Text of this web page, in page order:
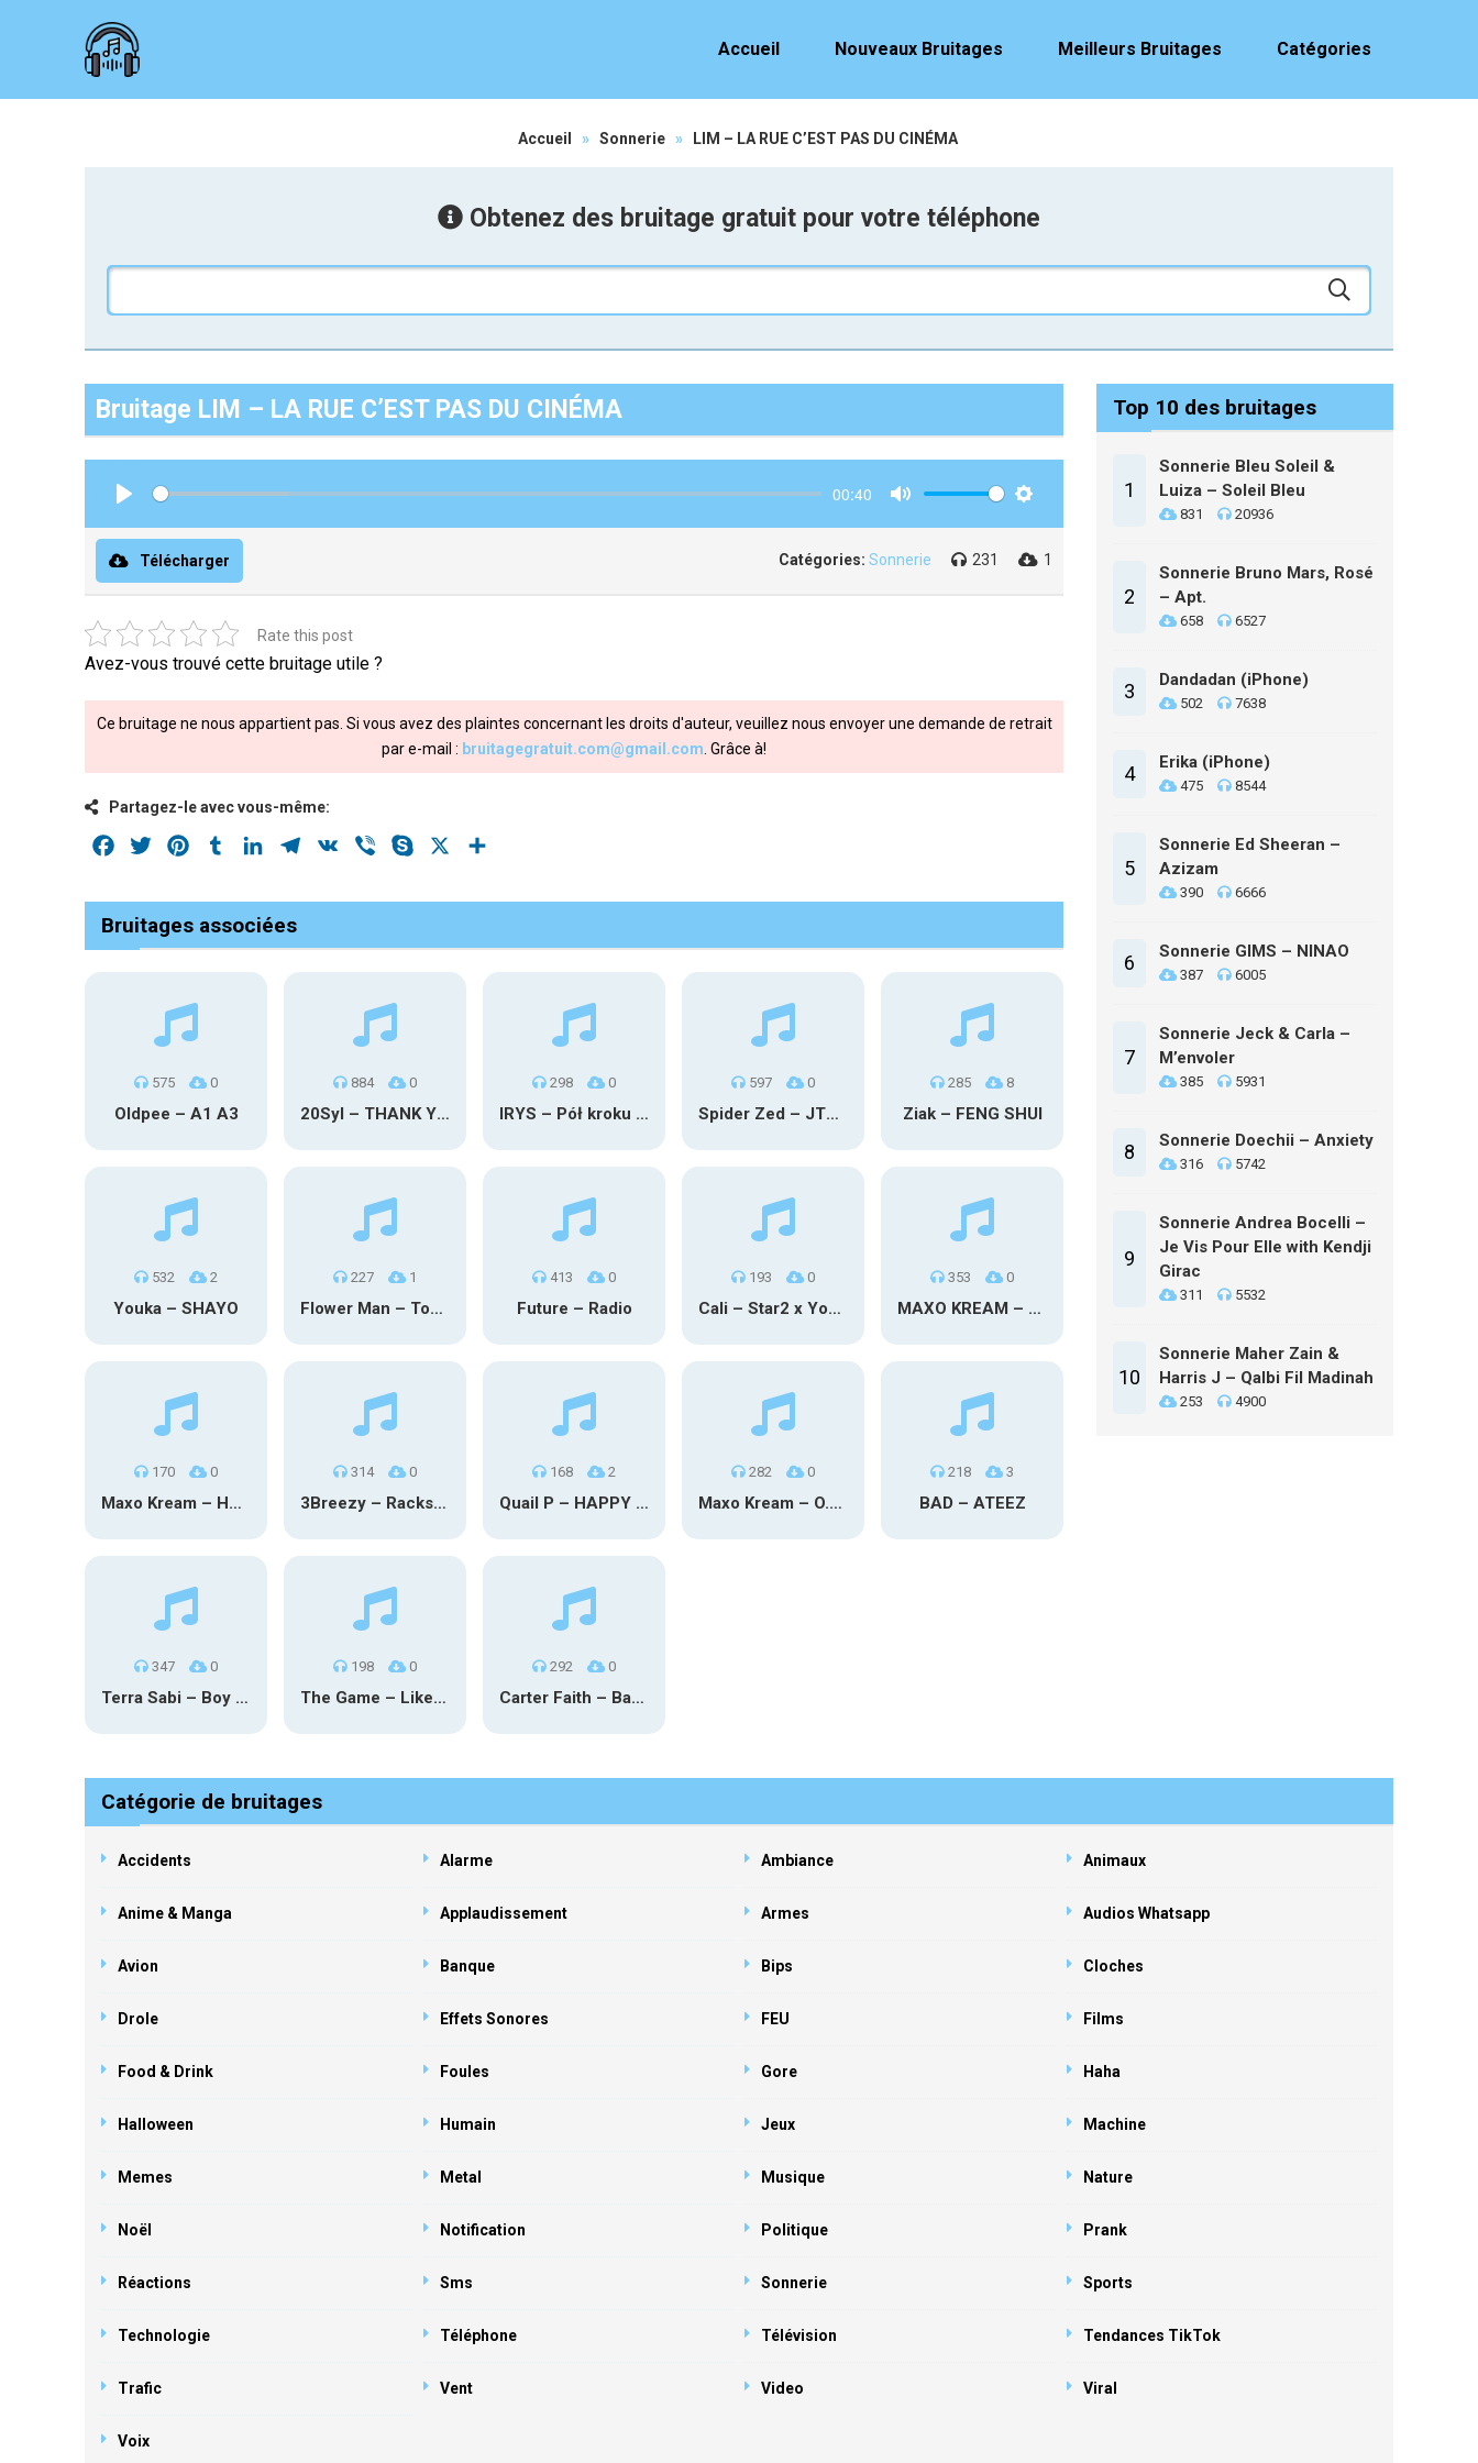
Accueil Nouveaux Bruitages Meilleurs Bruitages Catégories
Accueil » Sonnerie » LIM – LA RUE C’EST PAS DU CINÉMA
Obtenez des bruitage gratuit pour votre téléphone
Bruitage LIM – LA RUE C’EST PAS DU CINÉMA
00:40
Télécharger Catégories: Sonnerie 231 1
Rate this post
Avez-vous trouvé cette bruitage utile ?
Ce bruitage ne nous appartient pas. Si vous avez des plaintes concernant les droits d'auteur, veuillez nous envoyer une demande de retrait
par e-mail : bruitagegratuit.com@gmail.com . Grâce à!
Partagez-le avec vous-même:
Facebook
Twitter PinterestTumblrLinkedInTelegram
VK Viber Skype
Bruitages associées
575 0
Oldpee – A1 A3
884 0
20Syl – THANK YOU
298 0
IRYS – Pół kroku stąd
597 0
Spider Zed – JTM OU TG
285 8
Ziak – FENG SHUI
532 2
Youka – SHAYO
227 1
Flower Man – Toby Fox
413 0
Future – Radio
193 0
Cali – Star2 x Young Henny
353 0
MAXO KREAM – 6 MONTHS CLEAN
170 0
Maxo Kream – HOW TF I’M LUCKY
314 0
3Breezy – Racks On You
168 2
Quail P – HAPPY TEARS
282 0
Maxo Kream – O.Y.N
218 3
BAD – ATEEZ
347 0
Terra Sabi – Boy Game X Marcia Cruz
198 0
The Game – Like Father Like Daughter
292 0
Carter Faith – Bar Star Vevo
Top 10 des bruitages
1
Sonnerie Bleu Soleil &
Luiza – Soleil Bleu
831 20936
2
Sonnerie Bruno Mars, Rosé
– Apt.
658 6527
3 Dandadan (iPhone)
502 7638
4 Erika (iPhone)
475 8544
5
Sonnerie Ed Sheeran –
Azizam
390 6666
6 Sonnerie GIMS – NINAO
387 6005
7
Sonnerie Jeck & Carla –
M’envoler
385 5931
8 Sonnerie Doechii – Anxiety
316 5742
9
Sonnerie Andrea Bocelli –
Je Vis Pour Elle with Kendji
Girac
311 5532
10
Sonnerie Maher Zain &
Harris J – Qalbi Fil Madinah
253 4900
Catégorie de bruitages
Accidents Alarme Ambiance Animaux
Anime & Manga Applaudissement Armes Audios Whatsapp
Avion Banque Bips Cloches
Drole Effets Sonores FEU Films
Food & Drink Foules Gore Haha
Halloween Humain Jeux Machine
Memes Metal Musique Nature
Noël Notification Politique Prank
Réactions Sms Sonnerie Sports
Technologie Téléphone Télévision Tendances TikTok
Trafic Vent Video Viral
Voix